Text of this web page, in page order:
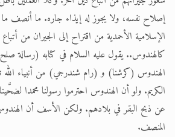
إصلاح نفسه، ولا يجوز له إيذاء جاره. ما أنصف
الإسلامية الأحمدية من اقتراح إلى الجيران من
كالهندوس.. يقول عليه السلام في كتابه (رسالة
الهندوس (كرشنا) و (رام شندرجي) من أنبياء الله
الكريم. ولو أن الهندوس احترموا رسولنا محمدا
عن ذبح البقر في بلادهم. ولكن الأسف أن
المنصف.